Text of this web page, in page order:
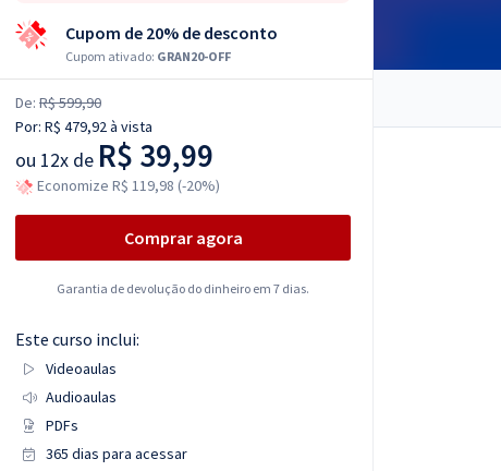
Cupom de 20% de desconto
Cupom ativado: GRAN20-OFF
De: R$ 599,90
Por: R$ 479,92à vista
ou 12x de R$ 39,99
Economize R$ 119,98 (-20%)
Comprar agora
Garantia de devolução do dinheiro em 7 dias.
Este curso inclui:
Videoaulas
Audioaulas
PDFs
365 dias para acessar